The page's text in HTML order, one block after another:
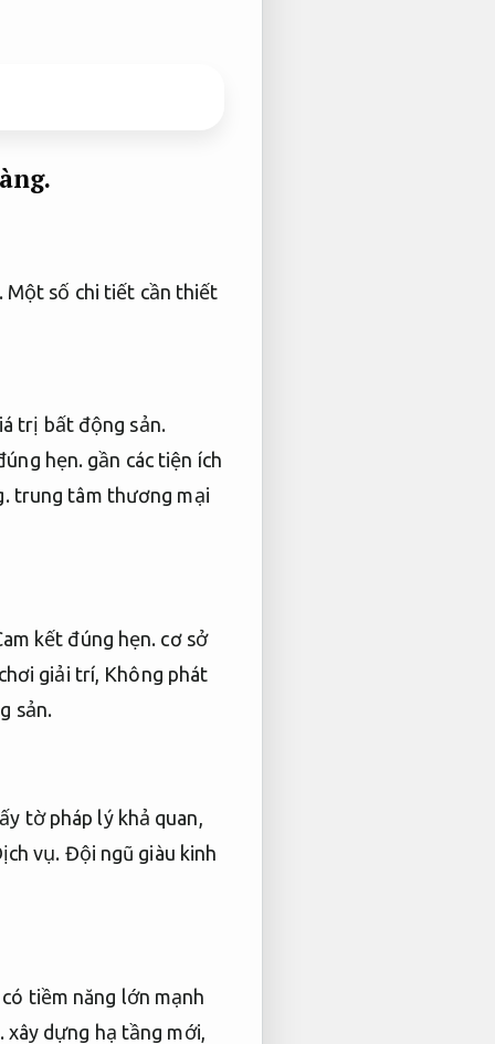
Một số chi tiết cần thiết
trị bất động sản.
hẹn. gần các tiện ích
trung tâm thương mại
kết đúng hẹn. cơ sở
giải trí, Không phát
sản.
tờ pháp lý khả quan,
vụ. Đội ngũ giàu kinh
tiềm năng lớn mạnh
xây dựng hạ tầng mới,